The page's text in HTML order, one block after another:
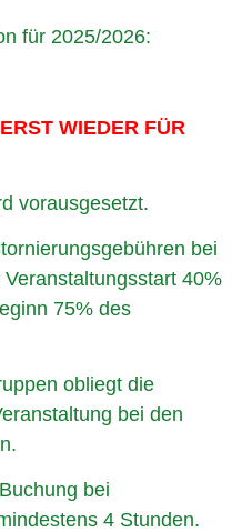
für 2025/2026:
WIEDER FÜR
vorausgesetzt.
bei
40%
75% des
obliegt die
bei den
bei
4 Stunden.